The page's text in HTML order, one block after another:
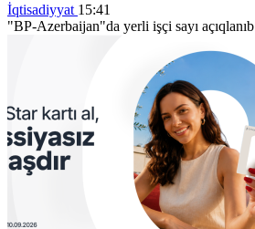
İqtisadiyyat 15:41
"BP-Azerbaijan"da yerli işçi sayı açıqlanıb